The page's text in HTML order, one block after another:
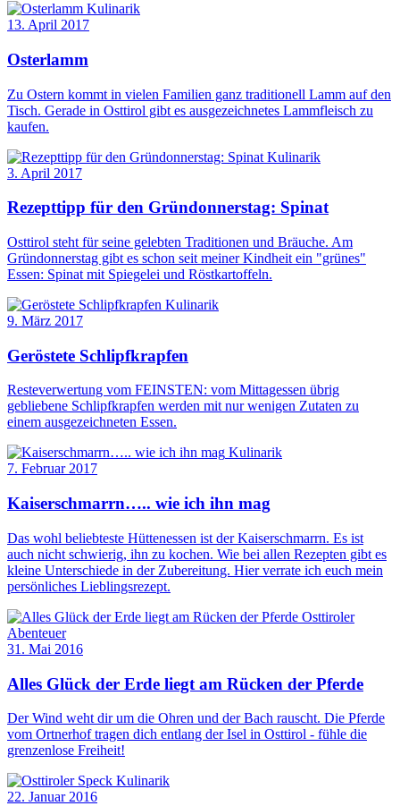
Kulinarik
13. April 2017
Osterlamm
Zu Ostern kommt in vielen Familien ganz traditionell Lamm auf den
Tisch. Gerade in Osttirol gibt es ausgezeichnetes Lammfleisch zu
kaufen.
Kulinarik
3. April 2017
Rezepttipp für den Gründonnerstag: Spinat
Osttirol steht für seine gelebten Traditionen und Bräuche. Am
Gründonnerstag gibt es schon seit meiner Kindheit ein "grünes"
Essen: Spinat mit Spiegelei und Röstkartoffeln.
Kulinarik
9. März 2017
Geröstete Schlipfkrapfen
Resteverwertung vom FEINSTEN: vom Mittagessen übrig
gebliebene Schlipfkrapfen werden mit nur wenigen Zutaten zu
einem ausgezeichneten Essen.
Kulinarik
7. Februar 2017
Kaiserschmarrn….. wie ich ihn mag
Das wohl beliebteste Hüttenessen ist der Kaiserschmarrn. Es ist
auch nicht schwierig, ihn zu kochen. Wie bei allen Rezepten gibt es
kleine Unterschiede in der Zubereitung. Hier verrate ich euch mein
persönliches Lieblingsrezept.
Osttiroler
Abenteuer
31. Mai 2016
Alles Glück der Erde liegt am Rücken der Pferde
Der Wind weht dir um die Ohren und der Bach rauscht. Die Pferde
vom Ortnerhof tragen dich entlang der Isel in Osttirol - fühle die
grenzenlose Freiheit!
Kulinarik
22. Januar 2016